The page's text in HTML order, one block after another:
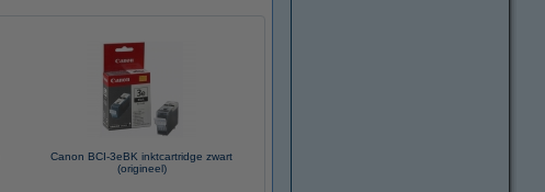
Canon BCI-3eBK inktcartridge zwart
(origineel)